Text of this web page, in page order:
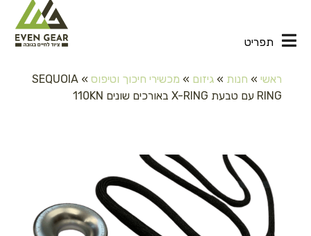
תפריט
ראשי » חנות » גיזום » מכשירי חיכוך וטיפוס »
SEQUOIA
RING עם טבעת X-RING באורכים שונים 110KN